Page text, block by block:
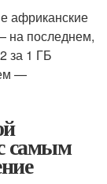
африканские
на последнем,
за 1 ГБ
—
самым